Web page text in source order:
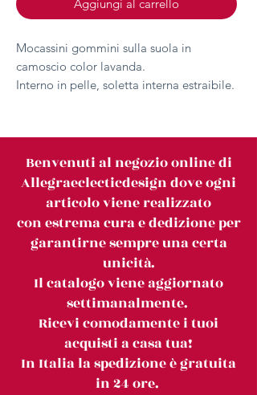
Aggiungi al carrello
Mocassini gommini sulla suola in
camoscio color lavanda.
Interno in pelle, soletta interna estraibile.
Benvenuti al negozio online di
Allegraeclecticdesign dove ogni
articolo viene realizzato
con estrema cura e dedizione per
garantirne sempre una certa
unicità.
Il catalogo viene aggiornato
settimanalmente.
Ricevi comodamente i tuoi
acquisti a casa tua!
In Italia la spedizione è gratuita
in 24 ore.